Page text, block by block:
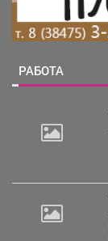
РАБОТА